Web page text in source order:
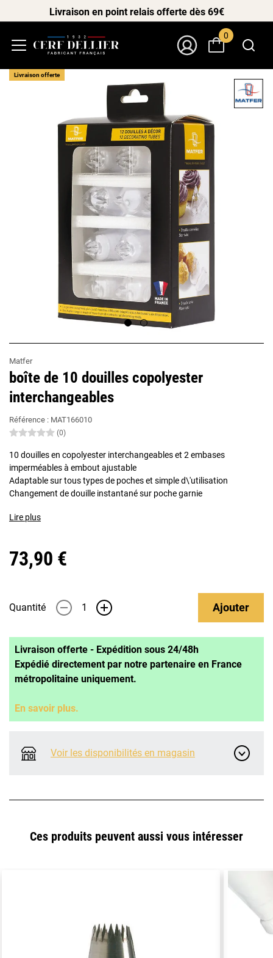
Livraison en point relais offerte dès 69€
0
Matfer
boîte de 10 douilles copolyester
interchangeables
Référence : MAT166010
(0)
10 douilles en copolyester interchangeables et 2 embases
imperméables à embout ajustable
Adaptable sur tous types de poches et simple d\'utilisation
Changement de douille instantané sur poche garnie
Lire plus
73,90 €
Quantité - + Ajouter
Livraison offerte - Expédition sous 24/48h
Expédié directement par notre partenaire en France
métropolitaine uniquement.
En savoir plus.
Voir les disponibilités en magasin
Livraison offerte
Ces produits peuvent aussi vous intéresser